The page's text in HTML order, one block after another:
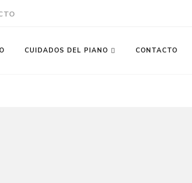
CUIDADOS DEL PIANO CONTACTO